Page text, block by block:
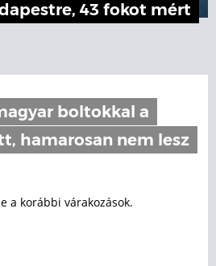
43 fokot mért
boltokkal a
hamarosan nem lesz
a korábbi várakozások.